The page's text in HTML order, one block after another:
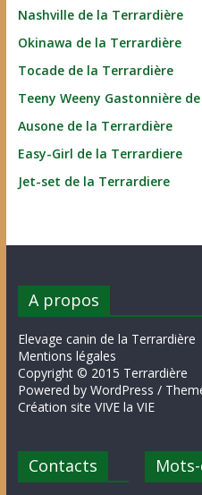
Nashville de la Terrardière
Okinawa de la Terrardière
Tocade de la Terrardière
Teeny Weeny Gastonnière
Ausone de la Terrardière
Easy-Girl de la Terrardiere
Jet-set de la Terrardiere
A propos
Elevage canin de la Terrardière
Mentions légales
Copyright © 2015 Terrardière
Powered by WordPress /
Création site VIVE la VIE
Contacts